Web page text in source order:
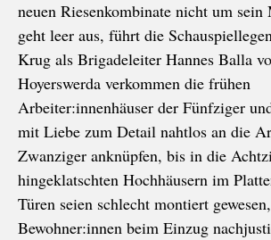
neuen Riesenkombinate nicht um
geht leer aus, führt die
Krug als Brigadeleiter Hannes Balla
Hoyerswerda verkommen die frühen
Arbeiter:innenhäuser der Fünfziger
mit Liebe zum Detail nahtlos an die
Zwanziger anknüpfen, bis in die
hingeklatschten Hochhäusern im
Türen seien schlecht montiert
Bewohner:innen beim Einzug